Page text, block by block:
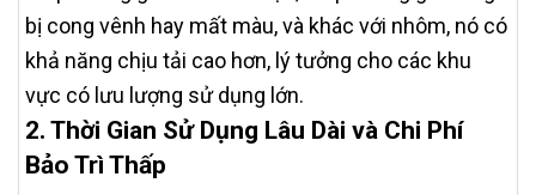
bị cong vênh hay mất màu, và khác với nhôm, nó có
khả năng chịu tải cao hơn, lý tưởng cho các khu
vực có lưu lượng sử dụng lớn.
2. Thời Gian Sử Dụng Lâu Dài và Chi Phí
Bảo Trì Thấp